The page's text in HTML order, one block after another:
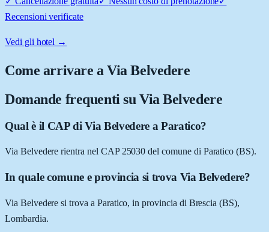
Recensioni verificate
Vedi gli hotel →
Come arrivare aVia Belvedere
Domande frequenti su Via Belvedere
Qual è il CAP di Via Belvedere a Paratico?
Via Belvedere rientra nel CAP 25030 del comune di Paratico (BS).
In quale comune e provincia si trova Via Belvedere?
Via Belvedere si trova a Paratico, in provincia di Brescia (BS),
Lombardia.